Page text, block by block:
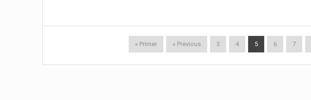
« Primer « Previous 3 4 5 6 7